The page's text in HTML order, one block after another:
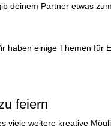
deinem Partner etwas
haben einige Themen für
feiern
viele weitere kreative